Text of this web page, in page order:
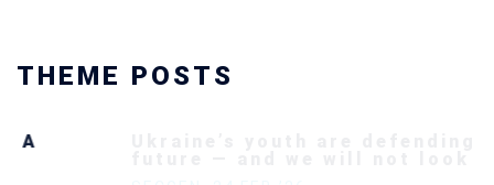
THEME POSTS
Ukraine’s youth are defending Europe’s